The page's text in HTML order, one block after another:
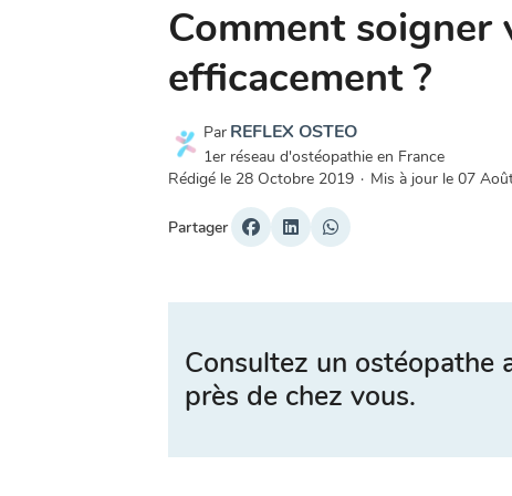
Comment soigner
efficacement ?
Par REFLEX OSTEO
1er réseau d'ostéopathie en France
Rédigé le 28 Octobre 2019 · Mis à jour le 07
Partager
Consultez un ostéopathe
près de chez vous.